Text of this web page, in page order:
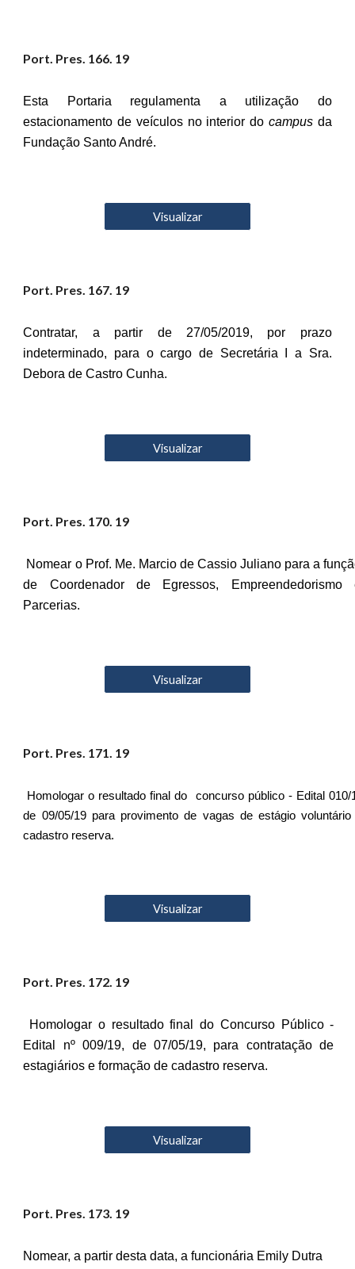
Port. Pres. 166. 19
Esta Portaria regulamenta a utilização do
estacionamento de veículos no interior do campusda
Fundação Santo André.
Visualizar
Port. Pres. 167. 19
Contratar, a partir de 27/05/2019, por prazo
indeterminado, para o cargo de Secretária I a Sra.
Debora de Castro Cunha.
Visualizar
Port. Pres. 170. 19
Nomear o Prof. Me. Marcio de Cassio Juliano para a
de Coordenador de Egressos, Empreendedorismo
Parcerias.
Visualizar
Port. Pres. 171. 19
Homologar o resultado final do concurso público - Edital 010/
de 09/05/19 para provimento de vagas de estágio
cadastro reserva.
Visualizar
Port. Pres. 172. 19
Homologar o resultado final do Concurso Público -
Edital nº 009/19, de 07/05/19, para contratação de
estagiários e formação de cadastro reserva.
Visualizar
Port. Pres. 173. 19
Nomear, a partir desta data, a funcionária Emily Dutra